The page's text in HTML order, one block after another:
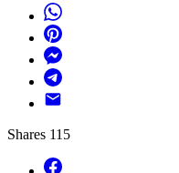
WhatsApp
Pinterest
Messenger
Telegram
Shares 115
Facebook